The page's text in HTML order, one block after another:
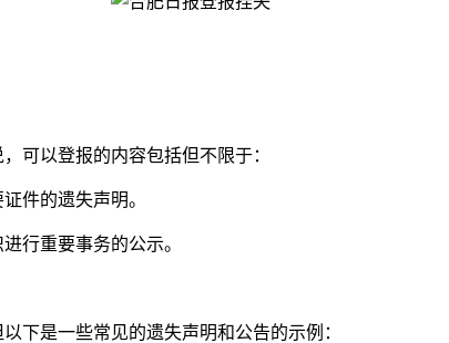
可以登报的内容包括但不限于：
件的遗失声明。
行重要事务的公示。
下是一些常见的遗失声明和公告的示例：